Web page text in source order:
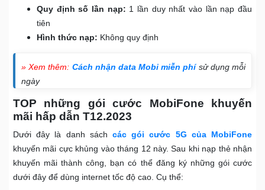
Quy định số lần nạp: 1 lần duy nhất vào lần nạp đầu
tiên
Hình thức nạp: Không quy định
» Xem thêm: Cách nhận data Mobi miễn phí sử dụng mỗi
ngày
TOP những gói cước MobiFone khuyến
mãi hấp dẫn T12.2023
Dưới đây là danh sách các gói cước 5G của MobiFone
khuyến mãi cực khủng vào tháng 12 này. Sau khi nạp thẻ nhận
khuyến mãi thành công, bạn có thể đăng ký những gói cước
dưới đây để dùng internet tốc độ cao. Cụ thể: